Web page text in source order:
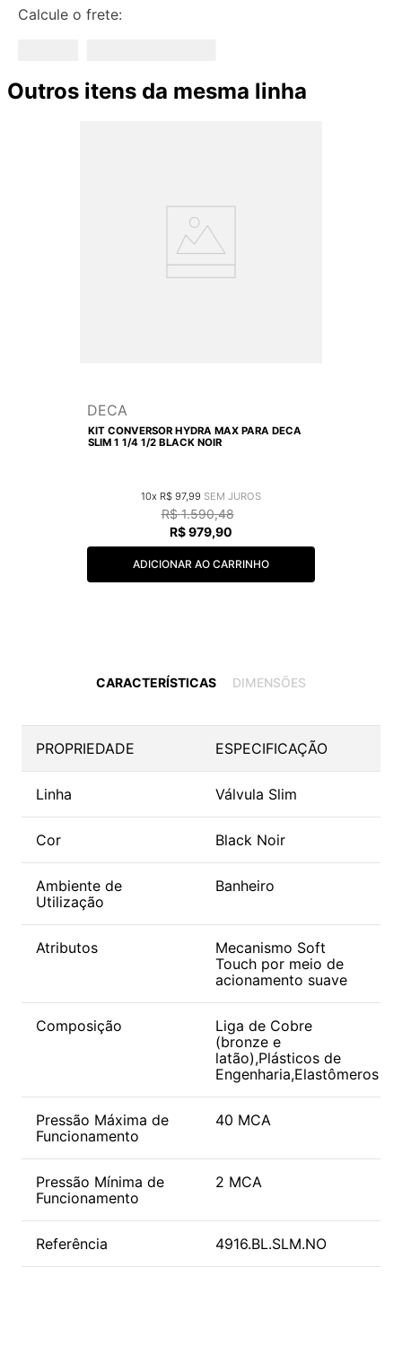
Calcule o frete:
Outros itens da mesma linha
DECA
KIT CONVERSOR HYDRA MAX PARA DECA
SLIM 1 1/4 1/2 BLACK NOIR
10 R$ 97,99
R$ 1.590,48
R$979,90
ADICIONAR AO CARRINHO
CARACTERÍSTICAS DIMENSÕES
PROPRIEDADE ESPECIFICAÇÃO
Linha Válvula Slim
Cor Black Noir
Ambiente de
Utilização
Banheiro
Atributos
Mecanismo Soft
Touch por meio de
acionamento suave
Composição
Liga de Cobre
(bronze e
latão),Plásticos de
Engenharia,Elastômeros
Pressão Máxima de
Funcionamento
40 MCA
Pressão Mínima de
Funcionamento
2 MCA
Referência 4916.BL.SLM.NO